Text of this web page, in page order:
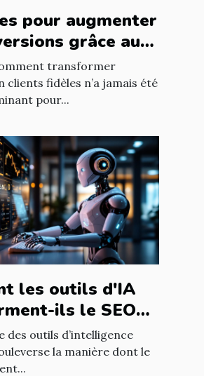
pour augmenter
grâce au
transformer
clients fidèles n’a jamais été
pour...
les outils d'IA
ils le SEO
blogs
?
des outils d’intelligence
la manière dont le